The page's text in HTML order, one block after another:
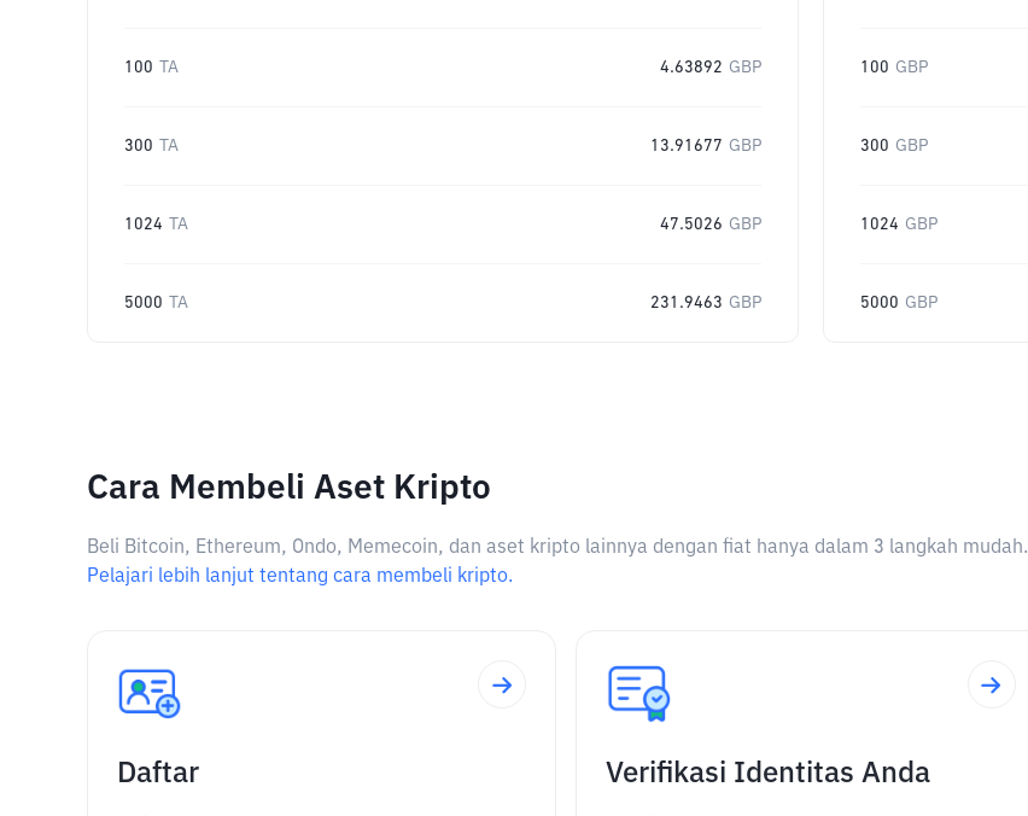
100 TA 4.63892 GBP
300 TA 13.91677 GBP
1024 TA 47.5026 GBP
5000 TA 231.9463 GBP
100 GBP
300 GBP
1024 GBP
5000 GBP
Cara Membeli Aset Kripto
Beli Bitcoin, Ethereum, Ondo, Memecoin, dan aset kripto lainnya dengan fiat hanya dalam 3 langkah mudah.
Pelajari lebih lanjut tentang cara membeli kripto.
Daftar Verifikasi Identitas Anda